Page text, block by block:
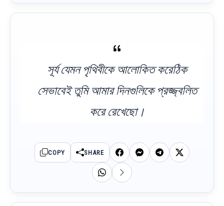
সূর্য যেমন পৃথিবীকে আলোকিত করেঠিক
সেভাবেই তুমি আমার দিনগুলিকে প্রজ্জ্বলিত
করে রেখেছো।
COPY SHARE